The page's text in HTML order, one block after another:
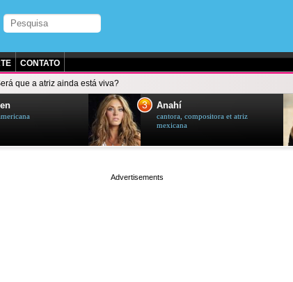
CONTATO
que a atriz ainda está viva?
3 Anahí
cantora, compositora et atriz
mexicana